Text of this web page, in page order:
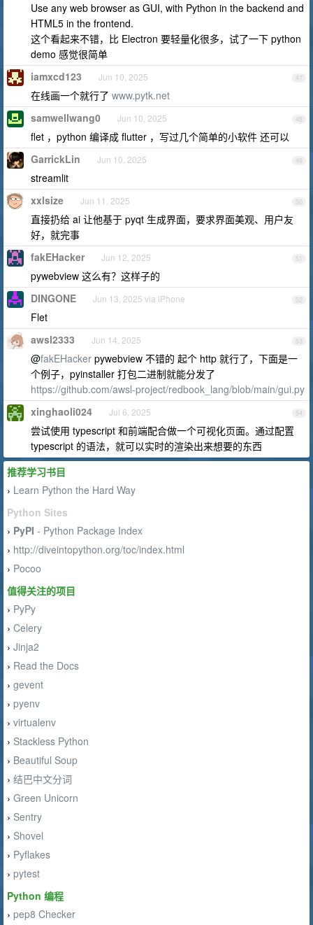
Use any web browser as GUI, with Python in the backend and
HTML5 in the frontend.
这个看起来不错，比 Electron 要轻量化很多，试了一下 python
demo 感觉很简单
47
iamxcd123 Jun 10, 2025
在线画一个就行了 www.pytk.net
48
samwellwang0 Jun 10, 2025
flet ，python 编译成 flutter ，写过几个简单的小软件 还可以
49
GarrickLin Jun 10, 2025
streamlit
50
xxlsize Jun 11, 2025
直接扔给 ai 让他基于 pyqt 生成界面，要求界面美观、用户友
好，就完事
51
fakEHacker Jun 12, 2025
pywebview 这么有？这样子的
52
DINGONE Jun 13, 2025 via iPhone
Flet
53
awsl2333 Jun 14, 2025
@fakEHacker pywebview 不错的 起个 http 就行了，下面是一
个例子，pyinstaller 打包二进制就能分发了
https://github.com/awsl-project/redbook_lang/blob/main/gui.py
54
xinghaoli024 Jul 6, 2025
尝试使用 typescript 和前端配合做一个可视化页面。通过配置
typescript 的语法，就可以实时的渲染出来想要的东西
推荐学习书目
› Learn Python the Hard Way
Python Sites
› PyPI - Python Package Index
› http://diveintopython.org/toc/index.html
› Pocoo
值得关注的项目
› PyPy
› Celery
› Jinja2
› Read the Docs
› gevent
› pyenv
› virtualenv
› Stackless Python
› Beautiful Soup
› 结巴中文分词
› Green Unicorn
› Sentry
› Shovel
› Pyflakes
› pytest
Python 编程
› pep8 Checker